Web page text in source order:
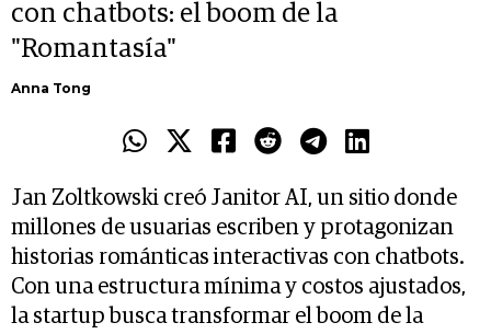
con chatbots: el boom de la
"Romantasía"
Anna Tong
Jan Zoltkowski creó Janitor AI, un sitio donde
millones de usuarias escriben y protagonizan
historias románticas interactivas con chatbots.
Con una estructura mínima y costos ajustados,
la startup busca transformar el boom de la